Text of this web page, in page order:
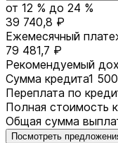
от 12 % до 24 %
39 740,8 ₽
Ежемесячный
79 481,7 ₽
Рекомендуемый
Сумма кредита1
Переплата по
Полная стоимость
Общая сумма
Посмотреть